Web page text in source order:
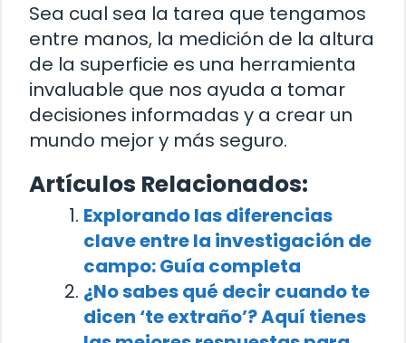
Sea cual sea la tarea que tengamos
entre manos, la medición de la altura
de la superficie es una herramienta
invaluable que nos ayuda a tomar
decisiones informadas y a crear un
mundo mejor y más seguro.
Artículos Relacionados:
Explorando las diferencias
clave entre la investigación de
campo: Guía completa
¿No sabes qué decir cuando te
dicen ‘te extraño’? Aquí tienes